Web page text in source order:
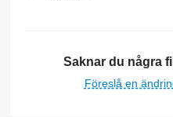
Saknar du några
Föreslå en